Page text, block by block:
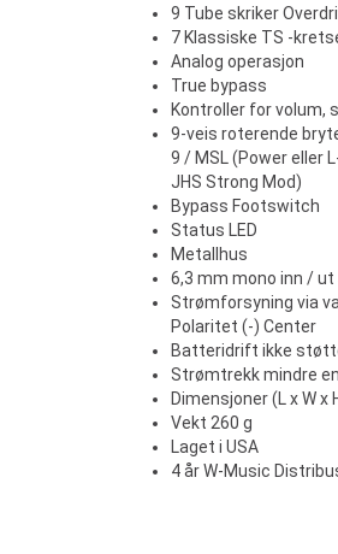
9 Tube skriker
7 Klassiske TS -
Analog operasjon
True bypass
Kontroller for volum,
9-veis roterende
9 / MSL (Power eller
JHS Strong Mod)
Bypass Footswitch
Status LED
Metallhus
6,3 mm mono inn /
Strømforsyning via
Polaritet (-) Center
Batteridrift ikke
Strømtrekk mindre
Dimensjoner (L x W x
Vekt 260 g
Laget i USA
4 år W-Music